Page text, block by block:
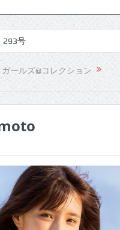
293号
号
号
289号
287号
286号
号
ールズ@コレクション